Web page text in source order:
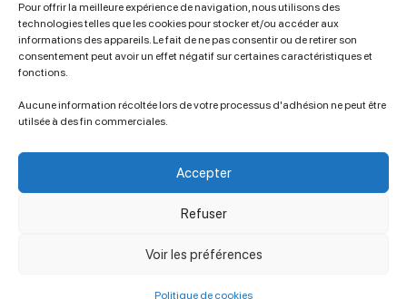
Pour offrir la meilleure expérience de navigation, nous utilisons des
technologies telles que les cookies pour stocker et/ou accéder aux
informations des appareils. Le fait de ne pas consentir ou de retirer son
consentement peut avoir un effet négatif sur certaines caractéristiques et
fonctions.
Aucune information récoltée lors de votre processus d'adhésion ne peut être
utilsée à des fin commerciales.
Accepter
Refuser
Voir les préférences
Politique de cookies
L’association
Mentions légales
Contact
Ancien site
lien vers SPIP
Copyright © 2023 APSES / Association des Professeurs de Sciences